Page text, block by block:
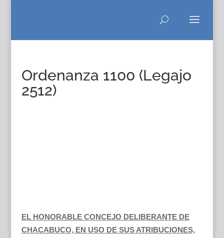
Ordenanza 1100 (Legajo
2512)
EL HONORABLE CONCEJO DELIBERANTE DE
CHACABUCO, EN USO DE SUS ATRIBUCIONES,